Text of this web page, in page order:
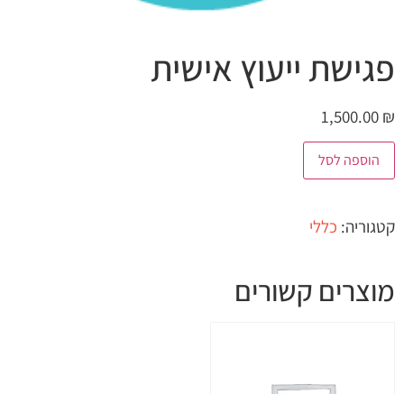
פגישת ייעוץ אישית
1,500.00 ₪
הוספה לסל
קטגוריה: כללי
מוצרים קשורים